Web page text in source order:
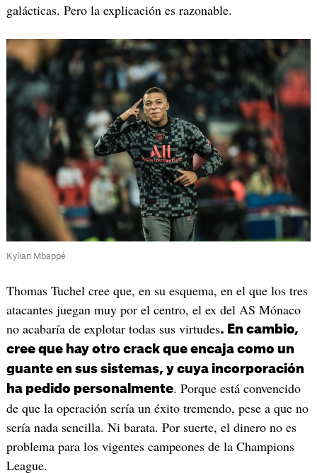
galácticas. Pero la explicación es razonable.
Kylian Mbappé
Thomas Tuchel cree que, en su esquema, en el que los tres
atacantes juegan muy por el centro, el ex del AS Mónaco
no acabaría de explotar todas sus virtudes. En cambio,
cree que hay otro crack que encaja como un
guante en sus sistemas, y cuya incorporación
ha pedido personalmente. Porque está convencido
de que la operación sería un éxito tremendo, pese a que no
sería nada sencilla. Ni barata. Por suerte, el dinero no es
problema para los vigentes campeones de la Champions
League.